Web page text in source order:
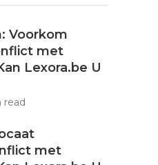
Voorkom
met
Lexora.be U
read
met